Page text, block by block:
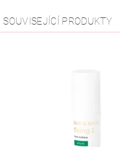
SOUVISEJÍCÍ PRODUKTY